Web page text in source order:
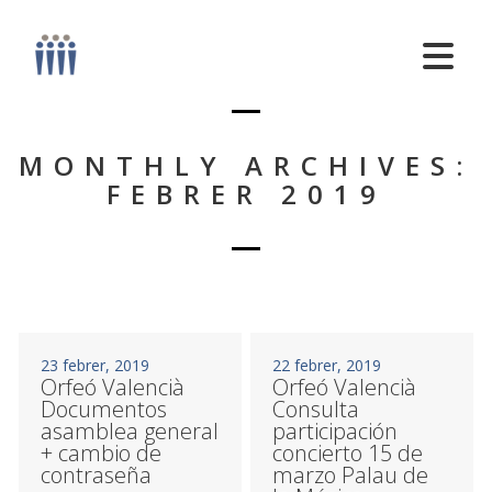
MONTHLY ARCHIVES:
FEBRER 2019
23 febrer, 2019
Orfeó Valencià
Documentos
asamblea general
+ cambio de
contraseña
22 febrer, 2019
Orfeó Valencià
Consulta
participación
concierto 15 de
marzo Palau de